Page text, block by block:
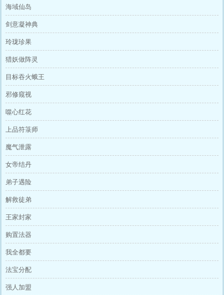
海域仙岛
剑意凝神典
玲珑珍果
猎妖做阵灵
目标吞火蛾王
邪修窥视
噬心红花
上品符箓师
魔气泄露
女帝结丹
弟子遇险
解救徒弟
王家封家
购置法器
我全都要
法宝分配
强人加盟